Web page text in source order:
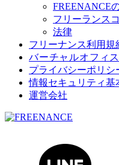
FREENANCE
フリーランス
法律
フリーナンス利用規
バーチャルオフィ
プライバシーポリシ
情報セキュリティ基
運営会社